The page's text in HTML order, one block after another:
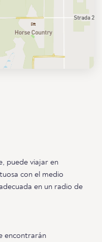
puede viajar en
con el medio
en un radio de
encontrarán